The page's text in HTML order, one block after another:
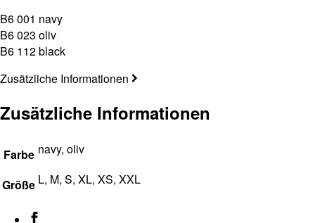
B6 001 navy
B6 023 oliv
B6 112 black
Zusätzliche Informationen
Zusätzliche Informationen
Farbe navy, oliv
Größe L, M, S, XL, XS, XXL